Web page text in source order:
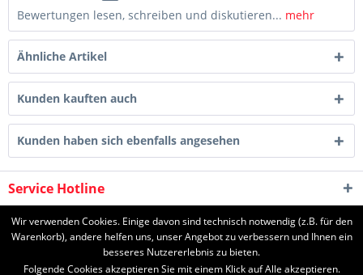
Bewertungen lesen, schreiben und diskutieren... mehr
Ähnliche Artikel
Kunden kauften auch
Kunden haben sich ebenfalls angesehen
Service Hotline
Shop Service
Wir verwenden Cookies. Einige davon sind technisch notwendig (z.B. für den
Warenkorb), andere helfen uns, unser Angebot zu verbessern und Ihnen ein
besseres Nutzererlebnis zu bieten.
Folgende Cookies akzeptieren Sie mit einem Klick auf Alle akzeptieren.